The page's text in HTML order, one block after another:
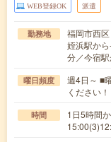
WEB登録OK 派遣
勤務地
福岡市西区
姪浜駅か
分／今宿
曜日頻度
週4日～ ■
ください！
時間
1日5時間